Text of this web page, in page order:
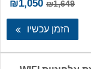
₪1,649
המחיר
המקורי
היה:
₪1,649.
₪1,050
הזמן עכשיו